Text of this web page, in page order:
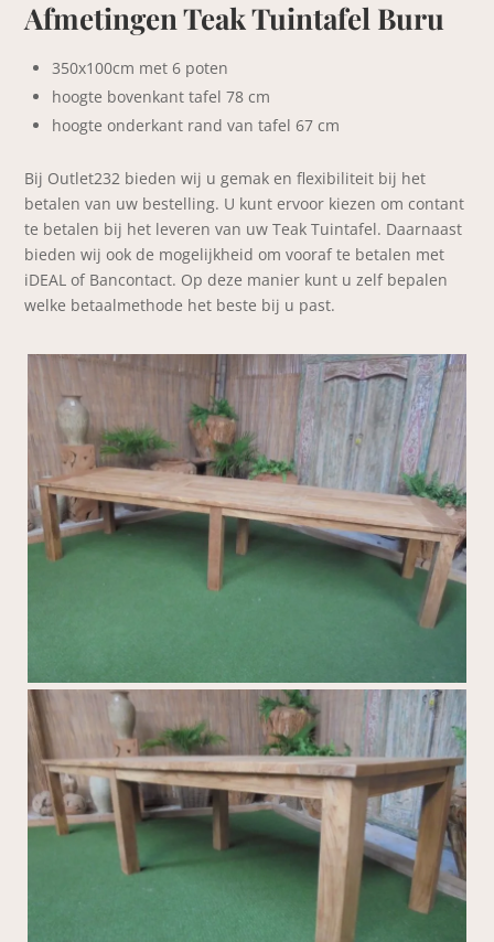
Afmetingen Teak Tuintafel Buru
350x100cm met 6 poten
hoogte bovenkant tafel 78 cm
hoogte onderkant rand van tafel 67 cm
Bij Outlet232 bieden wij u gemak en flexibiliteit bij het
betalen van uw bestelling. U kunt ervoor kiezen om contant
te betalen bij het leveren van uw Teak Tuintafel. Daarnaast
bieden wij ook de mogelijkheid om vooraf te betalen met
iDEAL of Bancontact. Op deze manier kunt u zelf bepalen
welke betaalmethode het beste bij u past.